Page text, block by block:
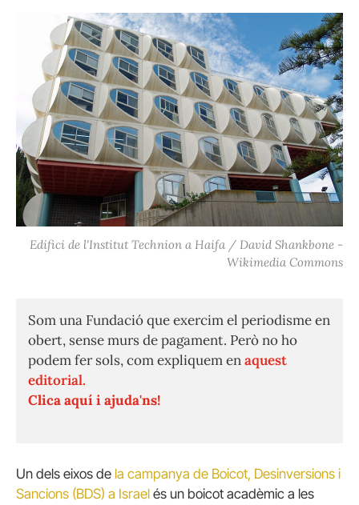
Edifici de l'Institut Technion a Haifa / David Shankbone -
Wikimedia Commons
Som una Fundació que exercim el periodisme en
obert, sense murs de pagament. Però no ho
podem fer sols, com expliquem enaquest
editorial.
Clica aquí i ajuda'ns!
Un dels eixos de la campanya de Boicot, Desinversions i
Sancions (BDS) a Israel és un boicot acadèmic a les